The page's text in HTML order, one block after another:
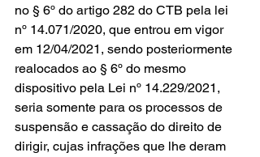
no § 6º do artigo 282 do CTB pela lei
nº 14.071/2020, que entrou em vigor
em 12/04/2021, sendo posteriormente
realocados ao § 6º do mesmo
dispositivo pela Lei nº 14.229/2021,
seria somente para os processos de
suspensão e cassação do direito de
dirigir, cujas infrações que lhe deram